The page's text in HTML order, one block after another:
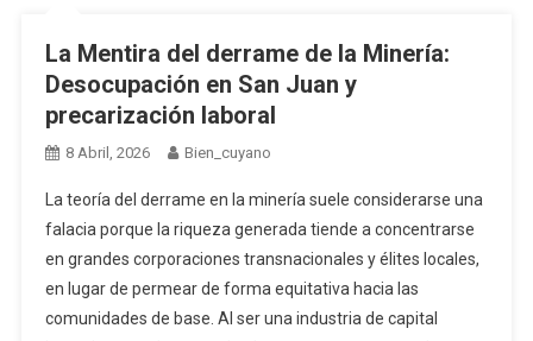
La Mentira del derrame de la Minería:
Desocupación en San Juan y
precarización laboral
8 Abril, 2026 Bien_cuyano
La teoría del derrame en la minería suele considerarse una
falacia porque la riqueza generada tiende a concentrarse
en grandes corporaciones transnacionales y élites locales,
en lugar de permear de forma equitativa hacia las
comunidades de base. Al ser una industria de capital